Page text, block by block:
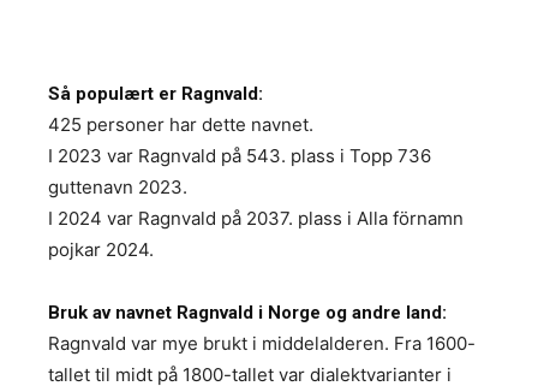
Så populært er Ragnvald:
425 personer har dette navnet.
I 2023 var Ragnvald på 543. plass i Topp 736
guttenavn 2023.
I 2024 var Ragnvald på 2037. plass i Alla förnamn
pojkar 2024.
Bruk av navnet Ragnvald i Norge og andre land:
Ragnvald var mye brukt i middelalderen. Fra 1600-
tallet til midt på 1800-tallet var dialektvarianter i